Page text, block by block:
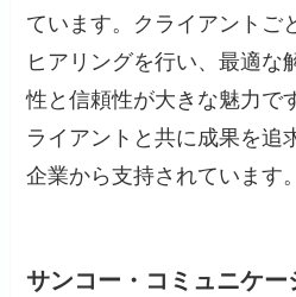
ています。クライアントご
ヒアリングを行い、最適な
性と信頼性が大きな魅力で
ライアントと共に成果を追
企業から支持されています。
サンコー・コミュニケ